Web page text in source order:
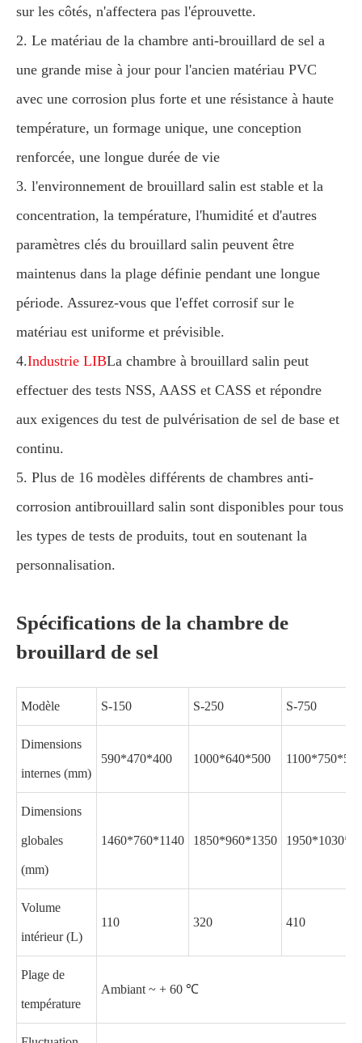
sur les côtés, n'affectera pas l'éprouvette.
2. Le matériau de la chambre anti-brouillard de sel a
une grande mise à jour pour l'ancien matériau PVC
avec une corrosion plus forte et une résistance à haute
température, un formage unique, une conception
renforcée, une longue durée de vie
3. l'environnement de brouillard salin est stable et la
concentration, la température, l'humidité et d'autres
paramètres clés du brouillard salin peuvent être
maintenus dans la plage définie pendant une longue
période. Assurez-vous que l'effet corrosif sur le
matériau est uniforme et prévisible.
4.Industrie LIBLa chambre à brouillard salin peut
effectuer des tests NSS, AASS et CASS et répondre
aux exigences du test de pulvérisation de sel de base et
continu.
5. Plus de 16 modèles différents de chambres anti-
corrosion antibrouillard salin sont disponibles pour tous
les types de tests de produits, tout en soutenant la
personnalisation.
Spécifications de la chambre de
brouillard de sel
Modèle S-150 S-250 S-750
Dimensions
internes (mm)
590*470*400 1000*640*500 1100*750*500
Dimensions
globales
(mm)
1460*760*1140 1850*960*1350
Volume
intérieur (L)
110 320 410
Plage de
température
Ambiant ~ + 60 ℃